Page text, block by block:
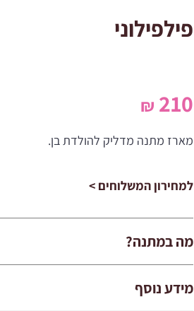
פילפילוני
210
₪
מארז מתנה מדליק להולדת בן.
למחירון המשלוחים >
מה במתנה?
מידע נוסף